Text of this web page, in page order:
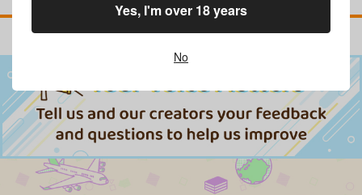
No
Yes, I'm over 18 years